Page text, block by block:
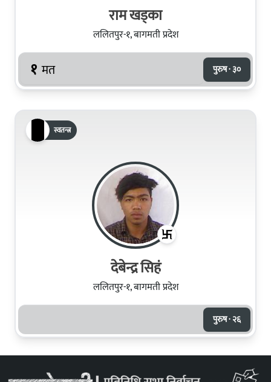
राम खड्का
ललितपुर-१, बागमती प्रदेश
१ मत पुरुष · ३०
स्वतन्त्र
देबेन्द्र सिहं
ललितपुर-१, बागमती प्रदेश
पुरुष · २६